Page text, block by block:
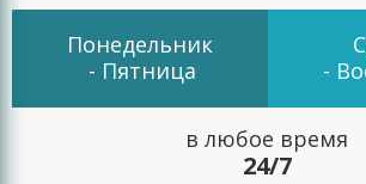
Понедельник
- Пятница
-
в любое время
24/7